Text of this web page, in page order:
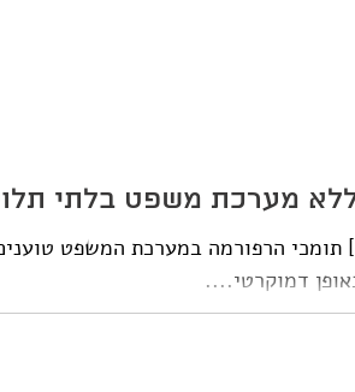
מערכת משפט בלתי
[פורסם קודם בהארץ ביום 12.3.2023] תומכי הרפורמה במערכת
דמוקרטי....